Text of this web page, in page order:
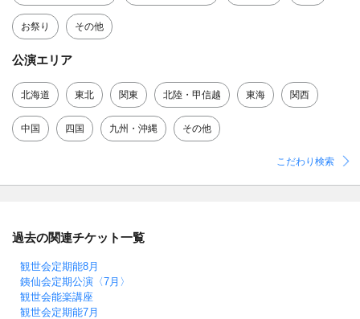
お祭り その他
公演エリア
北海道 東北 関東 北陸・甲信越 東海 関西
中国 四国 九州・沖縄 その他
こだわり検索
過去の関連チケット一覧
観世会定期能8月
銕仙会定期公演〈7月〉
観世会能楽講座
観世会定期能7月